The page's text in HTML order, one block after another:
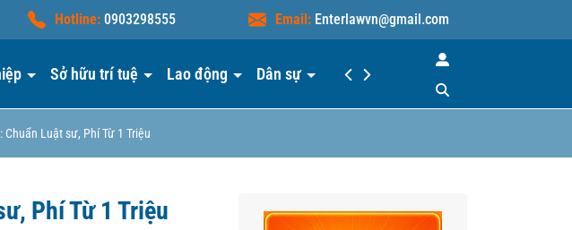
Hotline: 0903298555 Email: Enterlawvn@gmail.com
Sở hữu trí tuệ Lao động Dân sự Hiểu luật
Luật sư, Phí Từ 1 Triệu
Phí Từ 1 Triệu